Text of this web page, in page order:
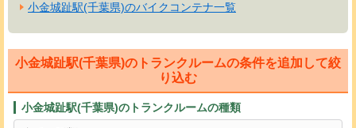
小金城趾駅(千葉県)のバイクコンテナ一覧
小金城趾駅(千葉県)のトランクルームの条件を追加して絞
り込む
小金城趾駅(千葉県)のトランクルームの種類